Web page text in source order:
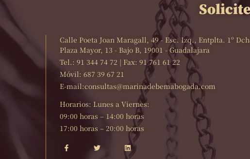
Calle Poeta Joan Maragall, 49 - Esc. Izq., Entplta. 1º
Plaza Mayor, 13 - Bajo B, 19001 - Guadalajara
Tel.: 91 344 74 72 | Fax: 91 761 61 22
Móvil: 687 39 67 21
E-mail:consultas@marinadebemabogada.com
Horarios: Lunes a Viernes:
09:00 horas – 14:00 horas
17:00 horas – 20:00 horas